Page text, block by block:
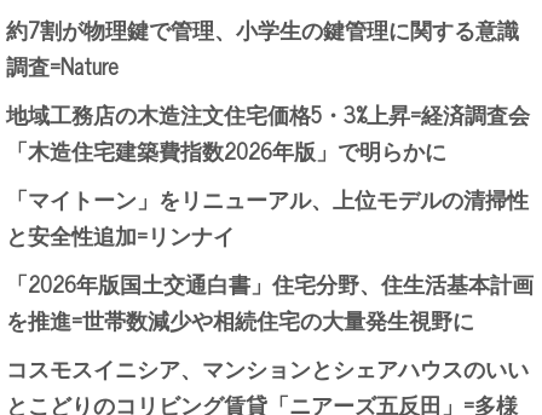
約7割が物理鍵で管理、小学生の鍵管理に関する意識
調査=Nature
地域工務店の木造注文住宅価格5・3%上昇=経済調査会
「木造住宅建築費指数2026年版」で明らかに
「マイトーン」をリニューアル、上位モデルの清掃性
と安全性追加=リンナイ
「2026年版国土交通白書」住宅分野、住生活基本計画
を推進=世帯数減少や相続住宅の大量発生視野に
コスモスイニシア、マンションとシェアハウスのいい
とこどりのコリビング賃貸「ニアーズ五反田」=多様